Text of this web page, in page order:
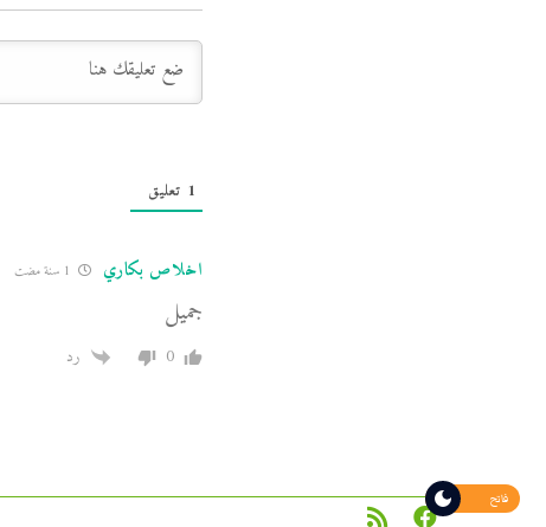
1 تعليق
اخلاص بكاري
جميل
0 رد
فاتح